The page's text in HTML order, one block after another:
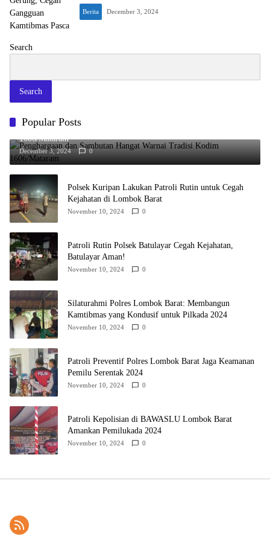
Berita December 3, 2024
Search
Search
Popular Posts
Penghargaan dan Sambutan Hangat Warnai Tradisi Kodim
1606/Mataram
December 3, 2024 0
Polsek Kuripan Lakukan Patroli Rutin untuk Cegah
Kejahatan di Lombok Barat
November 10, 2024 0
Patroli Rutin Polsek Batulayar Cegah Kejahatan,
Batulayar Aman!
November 10, 2024 0
Silaturahmi Polres Lombok Barat: Membangun
Kamtibmas yang Kondusif untuk Pilkada 2024
November 10, 2024 0
Patroli Preventif Polres Lombok Barat Jaga Keamanan
Pemilu Serentak 2024
November 10, 2024 0
Patroli Kepolisian di BAWASLU Lombok Barat
Amankan Pemilukada 2024
November 10, 2024 0